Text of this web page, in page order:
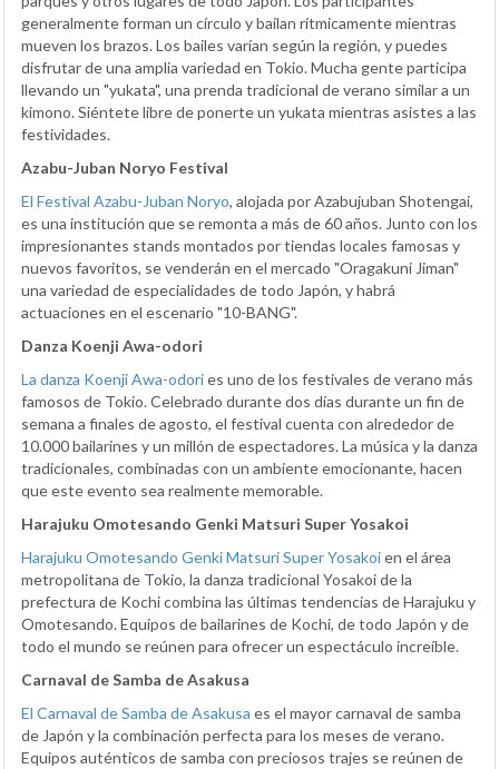
generalmente forman un círculo y bailan rítmicamente mientras
mueven los brazos. Los bailes varían según la región, y puedes
disfrutar de una amplia variedad en Tokio. Mucha gente participa
llevando un "yukata", una prenda tradicional de verano similar a un
kimono. Siéntete libre de ponerte un yukata mientras asistes a las
festividades.
Azabu-Juban Noryo Festival
El Festival Azabu-Juban Noryo, alojada por Azabujuban Shotengai,
es una institución que se remonta a más de 60 años. Junto con los
impresionantes stands montados por tiendas locales famosas y
nuevos favoritos, se venderán en el mercado "Oragakuni Jiman"
una variedad de especialidades de todo Japón, y habrá
actuaciones en el escenario "10-BANG".
Danza Koenji Awa-odori
La danza Koenji Awa-odories uno de los festivales de verano más
famosos de Tokio. Celebrado durante dos días durante un fin de
semana a finales de agosto, el festival cuenta con alrededor de
10.000 bailarines y un millón de espectadores. La música y la danza
tradicionales, combinadas con un ambiente emocionante, hacen
que este evento sea realmente memorable.
Harajuku Omotesando Genki Matsuri Super Yosakoi
Harajuku Omotesando Genki Matsuri Super Yosakoien el área
metropolitana de Tokio, la danza tradicional Yosakoi de la
prefectura de Kochi combina las últimas tendencias de Harajuku y
Omotesando. Equipos de bailarines de Kochi, de todo Japón y de
todo el mundo se reúnen para ofrecer un espectáculo increíble.
Carnaval de Samba de Asakusa
El Carnaval de Samba de Asakusa es el mayor carnaval de samba
de Japón y la combinación perfecta para los meses de verano.
Equipos auténticos de samba con preciosos trajes se reúnen de